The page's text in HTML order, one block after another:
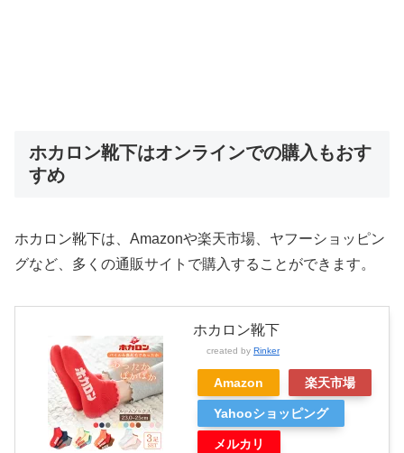
ホカロン靴下はオンラインでの購入もおす
すめ
ホカロン靴下は、Amazonや楽天市場、ヤフーショッピン
グなど、多くの通販サイトで購入することができます。
ホカロン靴下
created by Rinker
Amazon 楽天市場
Yahooショッピング
メルカリ